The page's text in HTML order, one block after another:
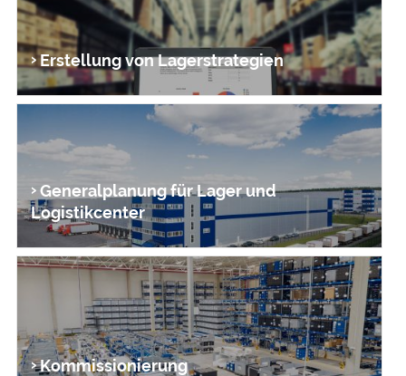
Erstellung von Lager­strategien
Generalplanung für Lager und
Logistikcenter
Kommissionierung